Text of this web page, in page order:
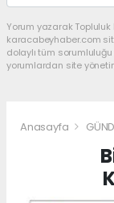
Yorum yazarak Topluluk
karacabeyhaber.com
dolaylı tüm sorumluluğu
yorumlardan site
Anasayfa